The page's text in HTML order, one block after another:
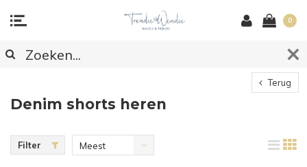
0
Terug
Denim shorts heren
Filter
Meest